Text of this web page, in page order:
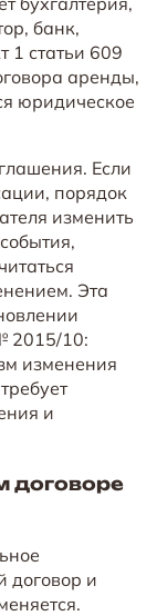
банк,
1 статьи 609
аренды,
юридическое
Если
порядок
изменить
Эта
2015/10:
изменения
и
договоре
договор и